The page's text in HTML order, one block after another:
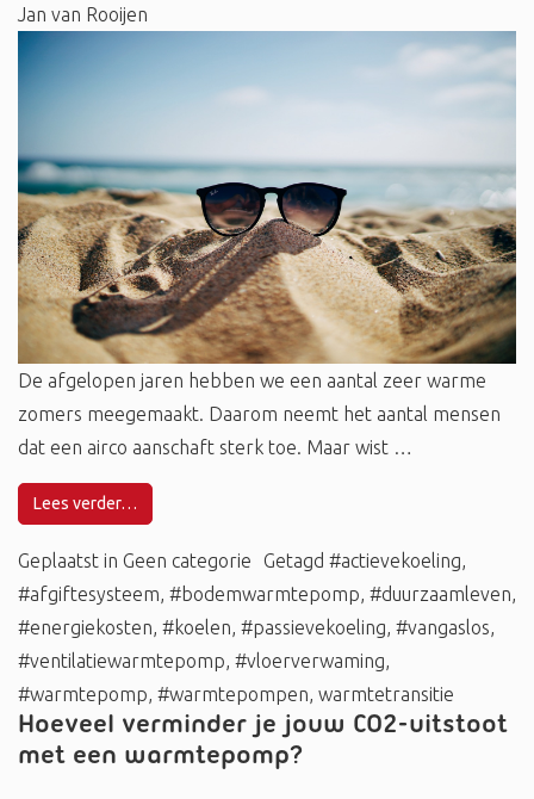
Jan van Rooijen
De afgelopen jaren hebben we een aantal zeer warme
zomers meegemaakt. Daarom neemt het aantal mensen
dat een airco aanschaft sterk toe. Maar wist …
Lees verder…
Geplaatst in Geen categorie Getagd #actievekoeling
#afgiftesysteem #bodemwarmtepomp #duurzaamleven
#energiekosten #koelen #passievekoeling #vangaslos
#ventilatiewarmtepomp #vloerverwaming
#warmtepomp #warmtepompen warmtetransitie
Hoeveel verminder je jouw CO2-uitstoot
met een warmtepomp?